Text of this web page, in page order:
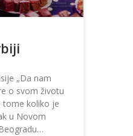
„Da nam
o svom životu
tome koliko je
u Novom